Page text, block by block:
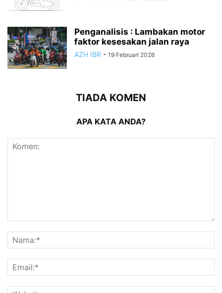
Penganalisis : Lambakan motor
faktor kesesakan jalan raya
AZH IBR - 19 Februari 2026
TIADA KOMEN
APA KATA ANDA?